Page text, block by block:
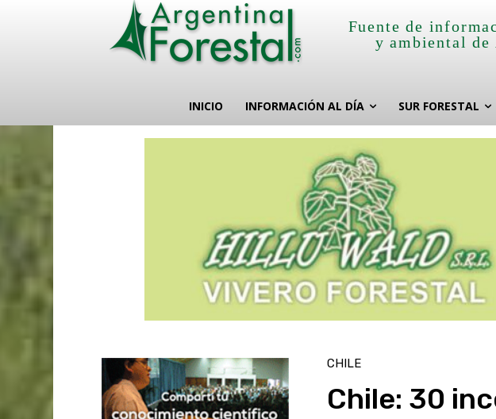
Fuente de
y ambiental
INICIO INFORMACIÓN AL DÍA SUR FORESTAL
CHILE
Chile: 30